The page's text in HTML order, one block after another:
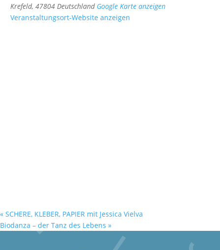
Krefeld, 47804 Deutschland Google Karte anzeigen
Veranstaltungsort-Website anzeigen
« SCHERE, KLEBER, PAPIER mit Jessica Vielva
Biodanza – der Tanz des Lebens »